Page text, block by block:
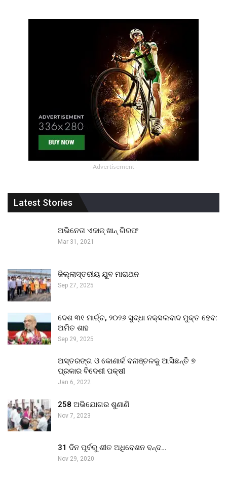
- Advertisement -
Latest Stories
ଅଭିନେତା ଏଜାଜ୍ ଖାନ୍ ଗିରଫ
Mar 31, 2021
ଜିଲ୍ଲାସ୍ତରୀୟ ଯୁବ ମାରାଥନ
Sep 27, 2025
ଦେଶ ୩୧ ମାର୍ଚ୍ଚ, ୨୦୨୬ ସୁଦ୍ଧା ନକ୍ସଲବାଦ ମୁକ୍ତ ହେବ:
ଅମିତ ଶାହ
Sep 29, 2025
ଅସ୍ତରଙ୍ଗ ଓ କୋଣାର୍କ ବନାଞ୍ଚଳକୁ ଆସିଛନ୍ତି ୭
ପ୍ରକାର ବିଦେଶୀ ପକ୍ଷୀ
Jan 6, 2022
258 ଅଭିଯୋଗର ଶୁଣାଣି
Nov 7, 2023
31 ଦିନ ପୂର୍ବରୁ ଶୀତ ଅଧିବେଶନ ବନ୍ଦ…
Nov 29, 2020